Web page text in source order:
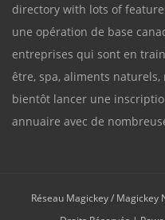
directory with lots of
une opération de base
entreprises qui sont en
être, spa, aliments
bientôt lancer une
annuaire avec de
Réseau Magickey / Magickey